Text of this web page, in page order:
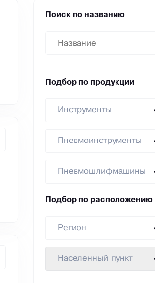
Поиск по названию
Подбор по продукции
Инструменты
Пневмоинструменты
Пневмошлифмашины
Подбор по расположению
Регион
Населенный пункт